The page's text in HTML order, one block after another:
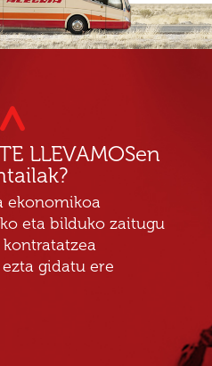
LLEVAMOSen
ekonomikoa
eta bilduko zaitugu
kontratatzea
gidatu ere